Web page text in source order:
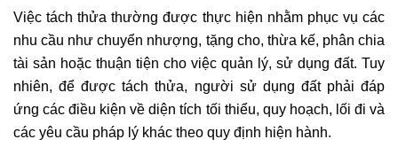
Việc tách thửa thường được thực hiện nhằm phục vụ các
nhu cầu như chuyển nhượng, tặng cho, thừa kế, phân chia
tài sản hoặc thuận tiện cho việc quản lý, sử dụng đất. Tuy
nhiên, để được tách thửa, người sử dụng đất phải đáp
ứng các điều kiện về diện tích tối thiểu, quy hoạch, lối đi và
các yêu cầu pháp lý khác theo quy định hiện hành.